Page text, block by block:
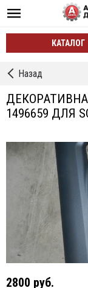
КАТАЛОГ
←
нов.
Назад
1496659 ДЛЯ
2800 руб.